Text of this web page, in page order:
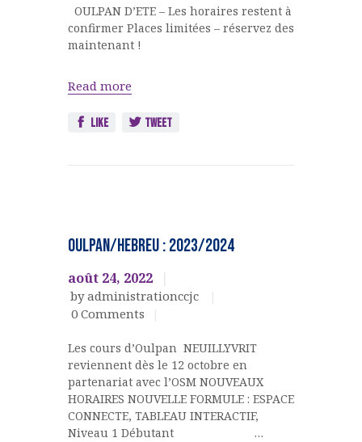
OULPAN D’ETE – Les horaires restent à
confirmer Places limitées – réservez des
maintenant !
Read more
Like Tweet
activités
LANGUES
OULPAN/HEBREU : 2023/2024
août 24, 2022
by administrationccjc
0 Comments
Les cours d’Oulpan NEUILLYVRIT
reviennent dès le 12 octobre en
partenariat avec l’OSM NOUVEAUX
HORAIRES NOUVELLE FORMULE : ESPACE
CONNECTE, TABLEAU INTERACTIF,
Niveau 1 Débutant …